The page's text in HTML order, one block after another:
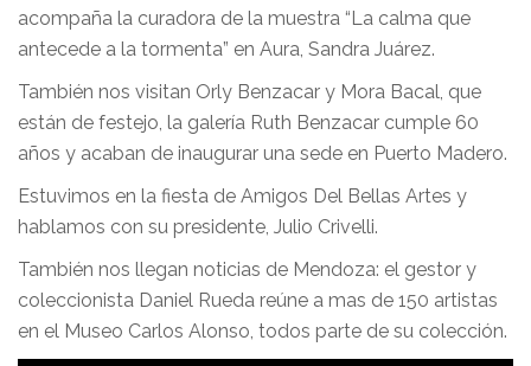
acompaña la curadora de la muestra “La calma que
antecede a la tormenta” en Aura, Sandra Juárez.
También nos visitan Orly Benzacar y Mora Bacal, que
están de festejo, la galería Ruth Benzacar cumple 60
años y acaban de inaugurar una sede en Puerto Madero.
Estuvimos en la fiesta de Amigos Del Bellas Artes y
hablamos con su presidente, Julio Crivelli.
También nos llegan noticias de Mendoza: el gestor y
coleccionista Daniel Rueda reúne a mas de 150 artistas
en el Museo Carlos Alonso, todos parte de su colección.